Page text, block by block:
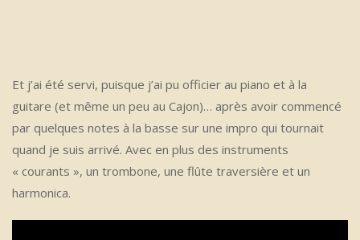
Et j’ai été servi, puisque j’ai pu officier au piano et à la
guitare (et même un peu au Cajon)… après avoir commencé
par quelques notes à la basse sur une impro qui tournait
quand je suis arrivé. Avec en plus des instruments
« courants », un trombone, une flûte traversière et un
harmonica.